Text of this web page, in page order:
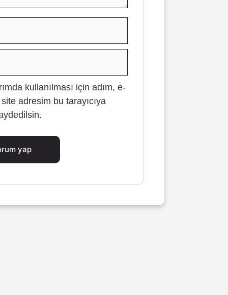
İnternet
sitesi
kullanılması için adım, e-
adresim bu tarayıcıya